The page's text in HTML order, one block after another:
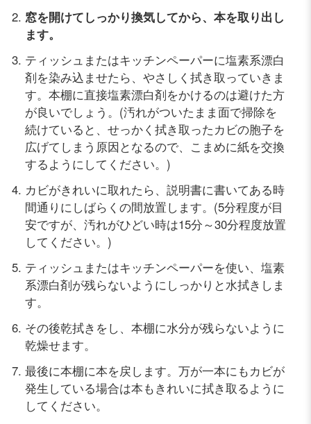
窓を開けてしっかり換気してから、本を取り出し
ます。
ティッシュまたはキッチンペーパーに塩素系漂白
剤を染み込ませたら、やさしく拭き取っていきま
す。本棚に直接塩素漂白剤をかけるのは避けた方
が良いでしょう。(汚れがついたまま面で掃除を
続けていると、せっかく拭き取ったカビの胞子を
広げてしまう原因となるので、こまめに紙を交換
するようにしてください。)
カビがきれいに取れたら、説明書に書いてある時
間通りにしばらくの間放置します。(5分程度が目
安ですが、汚れがひどい時は15分～30分程度放置
してください。)
ティッシュまたはキッチンペーパーを使い、塩素
系漂白剤が残らないようにしっかりと水拭きしま
す。
その後乾拭きをし、本棚に水分が残らないように
乾燥せます。
最後に本棚に本を戻します。万が一本にもカビが
発生している場合は本もきれいに拭き取るように
してください。